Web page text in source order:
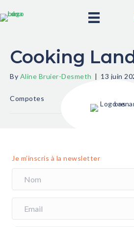
Cooking
By Aline Bruier-Desmeth | 13 juin
Compotes
Je m’inscris à la newsletter